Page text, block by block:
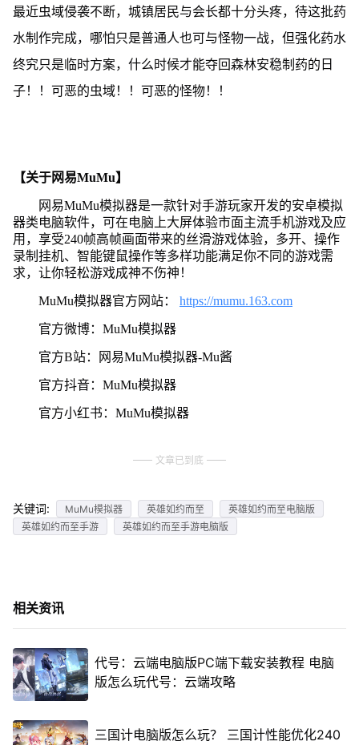
最近虫域侵袭不断，城镇居民与会长都十分头疼，待这批药
水制作完成，哪怕只是普通人也可与怪物一战，但强化药水
终究只是临时方案，什么时候才能夺回森林安稳制药的日
子！！可恶的虫域！！可恶的怪物！！
【关于网易MuMu】
网易MuMu模拟器是一款针对手游玩家开发的安卓模拟
器类电脑软件，可在电脑上大屏体验市面主流手机游戏及应
用，享受240帧高帧画面带来的丝滑游戏体验，多开、操作
录制挂机、智能键鼠操作等多样功能满足你不同的游戏需
求，让你轻松游戏成神不伤神！
MuMu模拟器官方网站： https://mumu.163.com
官方微博：MuMu模拟器
官方B站：网易MuMu模拟器-Mu酱
官方抖音：MuMu模拟器
官方小红书：MuMu模拟器
文章已到底
关键词: MuMu模拟器 英雄如约而至
英雄如约而至电脑版
英雄如约而至手游
英雄如约而至手游电脑版
相关资讯
代号：云端电脑版PC端下载安装教程 电脑
版怎么玩代号：云端攻略
三国计电脑版怎么玩？ 三国计性能优化240